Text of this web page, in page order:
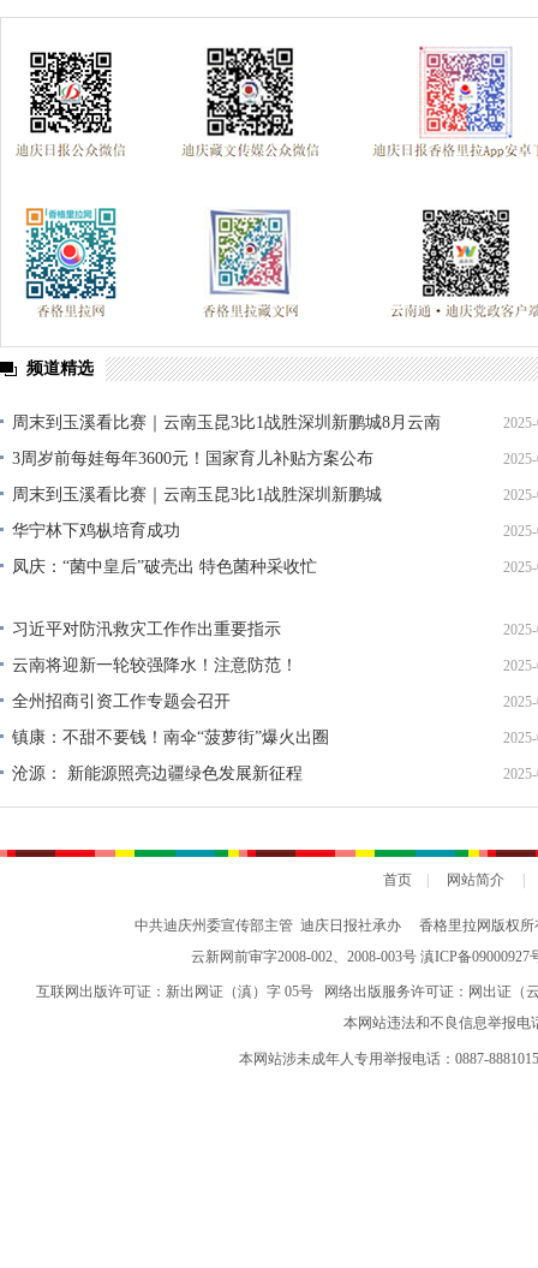
频道精选
周末到玉溪看比赛｜云南玉昆3比1战胜深圳新鹏城8月云南
玉昆将迎来4个主场赛事
3周岁前每娃每年3600元！国家育儿补贴方案公布
周末到玉溪看比赛｜云南玉昆3比1战胜深圳新鹏城
华宁林下鸡枞培育成功
凤庆：“菌中皇后”破壳出 特色菌种采收忙
习近平对防汛救灾工作作出重要指示
云南将迎新一轮较强降水！注意防范！
全州招商引资工作专题会召开
镇康：不甜不要钱！南伞“菠萝街”爆火出圈
沧源： 新能源照亮边疆绿色发展新征程